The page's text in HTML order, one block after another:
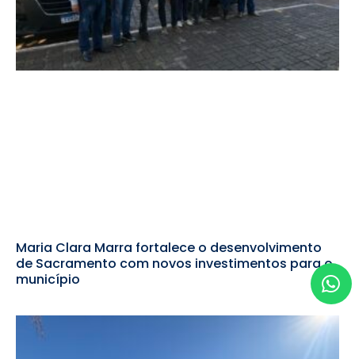
Maria Clara Marra fortalece o desenvolvimento
de Sacramento com novos investimentos para o
município